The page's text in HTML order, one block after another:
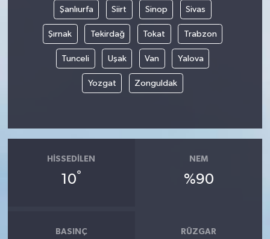
Şanlıurfa Siirt Sinop Sivas
Şırnak Tekirdağ Tokat Trabzon
Tunceli Uşak Van Yalova
Yozgat Zonguldak
HISSEDILEN
10°
NEM
%90
BASINÇ RÜZGAR